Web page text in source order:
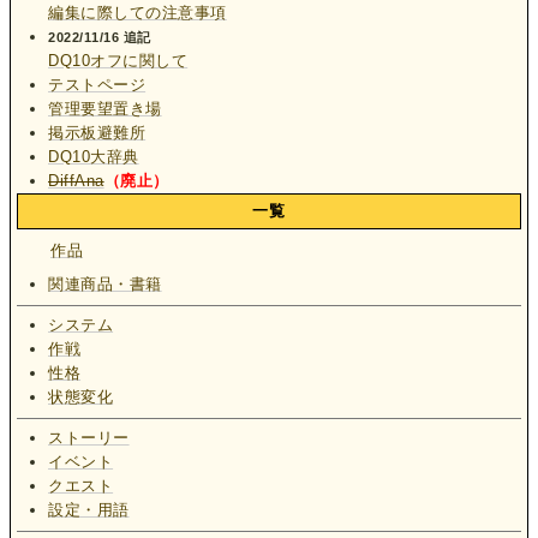
編集に際しての注意事項
2022/11/16 追記
DQ10オフに関して
テストページ
管理要望置き場
掲示板避難所
DQ10大辞典
DiffAna（廃止）
一覧
作品
関連商品・書籍
システム
作戦
性格
状態変化
ストーリー
イベント
クエスト
設定・用語